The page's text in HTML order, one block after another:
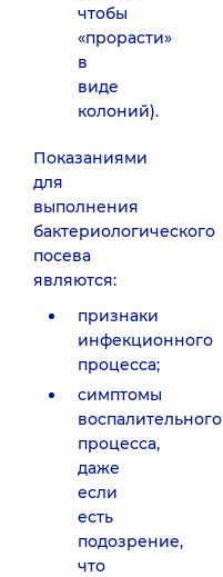
чтобы
«прорасти»
в
виде
колоний).
Показаниями
для
выполнения
бактериологического
посева
являются:
признаки
инфекционного
процесса;
симптомы
воспалительного
процесса,
даже
если
есть
подозрение,
что